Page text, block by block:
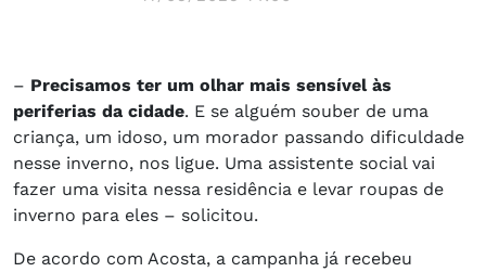
– Precisamos ter um olhar mais sensível às
periferias da cidade. E se alguém souber de uma
criança, um idoso, um morador passando dificuldade
nesse inverno, nos ligue. Uma assistente social vai
fazer uma visita nessa residência e levar roupas de
inverno para eles – solicitou.
De acordo com Acosta, a campanha já recebeu